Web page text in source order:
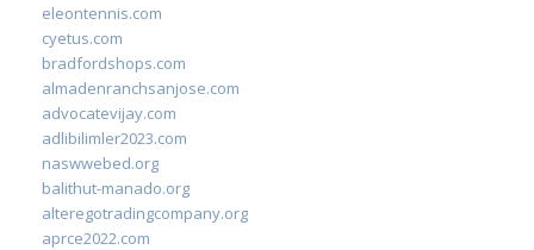
eleontennis.com
cyetus.com
bradfordshops.com
almadenranchsanjose.com
advocatevijay.com
adlibilimler2023.com
naswwebed.org
balithut-manado.org
alteregotradingcompany.org
aprce2022.com